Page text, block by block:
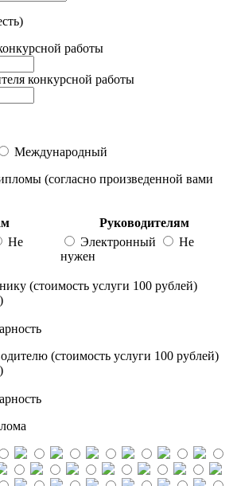
работы
конкурсной работы
Международный
(согласно произведенной вами
Руководителям
Не
Электронный
Не
нужен
(стоимость услуги 100 рублей)
)
(стоимость услуги 100 рублей)
)